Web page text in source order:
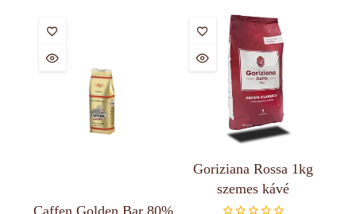
Caffen Golden Bar 80%
Goriziana Rossa 1kg
szemes kávé